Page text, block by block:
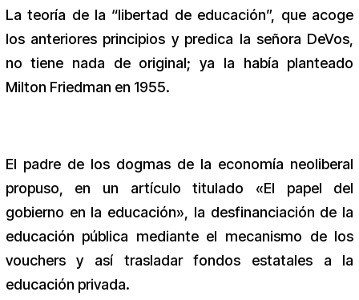
La teoría de la “libertad de educación”, que acoge
los anteriores principios y predica la señora DeVos,
no tiene nada de original; ya la había planteado
Milton Friedman en 1955.
El padre de los dogmas de la economía neoliberal
propuso, en un artículo titulado «El papel del
gobierno en la educación», la desfinanciación de la
educación pública mediante el mecanismo de los
vouchers y así trasladar fondos estatales a la
educación privada.